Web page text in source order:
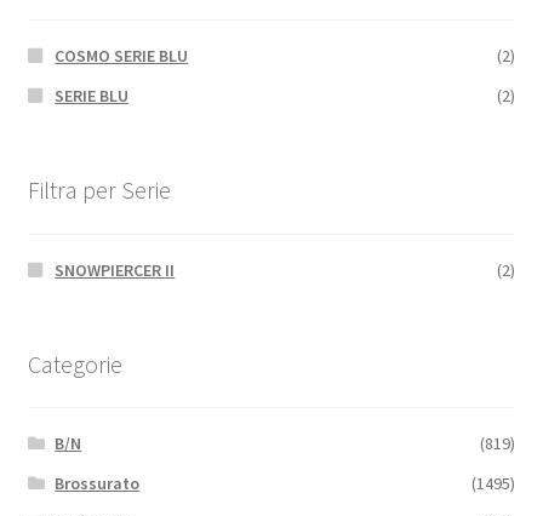
COSMO SERIE BLU
(2)
SERIE BLU
(2)
Filtra per Serie
SNOWPIERCER II (2)
Categorie
B/N
(819)
Brossurato
(1495)